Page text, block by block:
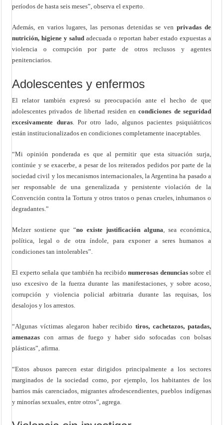
períodos de hasta seis meses”, observa el experto.
Además, en varios lugares, las personas detenidas se ven privadas de
nutrición, higiene y salud adecuada o reportan haber estado expuestas a
violencia o corrupción por parte de otros reclusos y agentes
penitenciarios.
Adolescentes y enfermos
El relator también expresó su preocupación ante el hecho de que
adolescentes privados de libertad residen encondiciones de seguridad
excesivamente duras. Por otro lado, algunos pacientes psiquiátricos
están institucionalizados en condiciones completamente inaceptables.
“Mi opinión ponderada es que al permitir que esta situación surja,
continúe y se exacerbe, a pesar de los reiterados pedidos por parte de la
sociedad civil y los mecanismos internacionales, la Argentina ha pasado a
ser responsable de una generalizada y persistente violación de la
Convención contra la Tortura y otros tratos o penas crueles, inhumanos o
degradantes.”
Melzer sostiene que “no existe justificación alguna , sea económica,
política, legal o de otra índole, para exponer a seres humanos a
condiciones tan intolerables”.
El experto señala que también ha recibidonumerosas denunciassobre el
uso excesivo de la fuerza durante las manifestaciones, y sobre acoso,
corrupción y violencia policial arbitraria durante las requisas, los
desalojos y los arrestos.
“Algunas víctimas alegaron haber recibidotiros, cachetazos, patadas,
amenazas con armas de fuego y haber sido sofocadas con bolsas
plásticas”, afirma.
“Estos abusos parecen estar dirigidos principalmente a los sectores
marginados de la sociedad como, por ejemplo, los habitantes de los
barrios más carenciados, migrantes afrodescendientes, pueblos indígenas
y minorías sexuales, entre otros”, agrega.